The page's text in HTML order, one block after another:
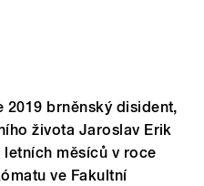
2019 brněnský disident,
života Jaroslav Erik
měsíců v roce
ve Fakultní